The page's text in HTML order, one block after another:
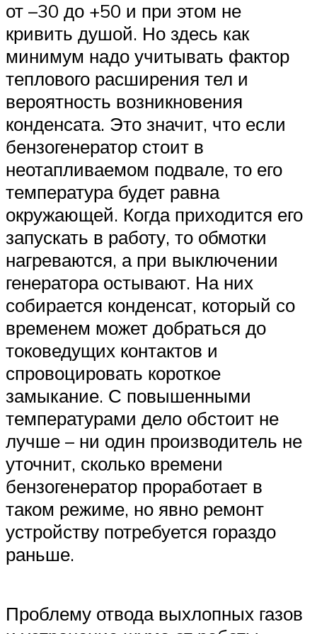
от –30 до +50 и при этом не
кривить душой. Но здесь как
минимум надо учитывать фактор
теплового расширения тел и
вероятность возникновения
конденсата. Это значит, что если
бензогенератор стоит в
неотапливаемом подвале, то его
температура будет равна
окружающей. Когда приходится его
запускать в работу, то обмотки
нагреваются, а при выключении
генератора остывают. На них
собирается конденсат, который со
временем может добраться до
токоведущих контактов и
спровоцировать короткое
замыкание. С повышенными
температурами дело обстоит не
лучше – ни один производитель не
уточнит, сколько времени
бензогенератор проработает в
таком режиме, но явно ремонт
устройству потребуется гораздо
раньше.
Проблему отвода выхлопных газов